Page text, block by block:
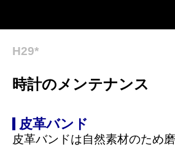
H29*
時計のメンテナンス
皮革バンド
皮革バンドは自然素材のため